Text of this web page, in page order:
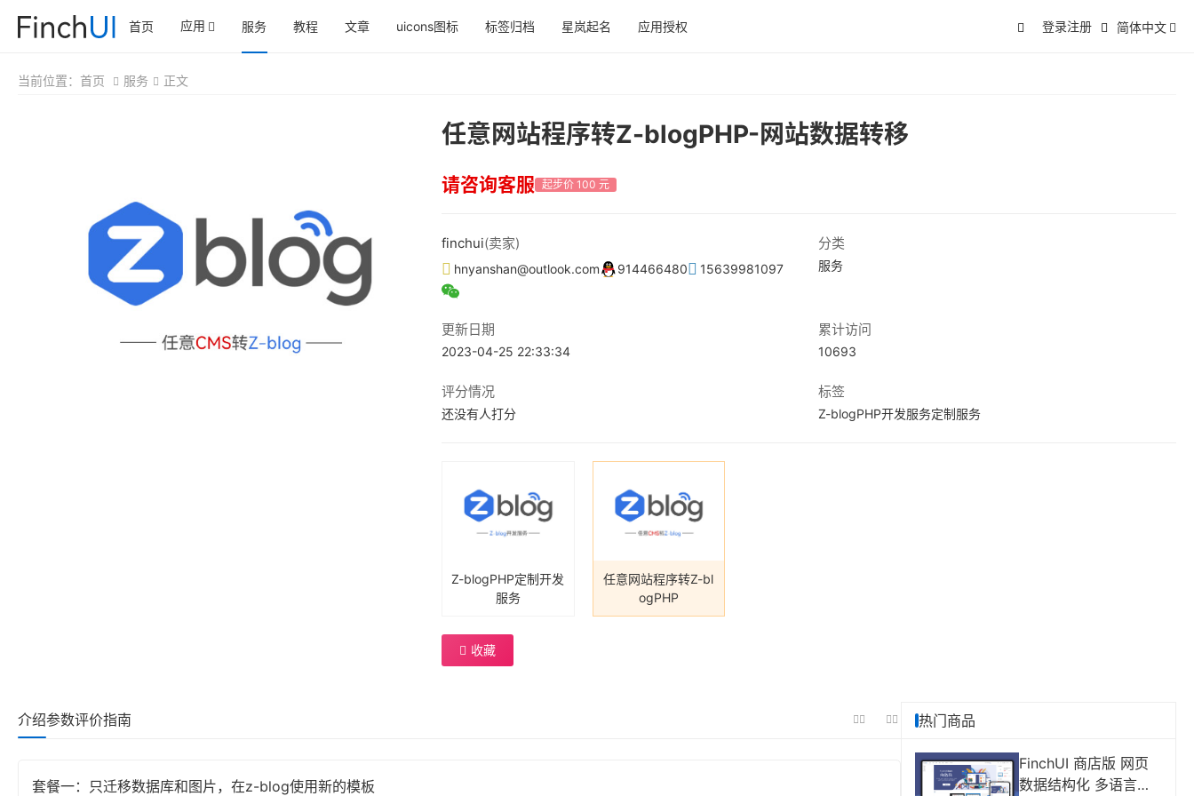
首页 应用 服务 教程 文章 uicons图标 标签归档 星岚起名 应用授权 登录注册 简体中文
当前位置： 首页 服务 正文
任意网站程序转Z-blogPHP-网站数据转移
请咨询客服 起步价 100 元
finchui(卖家)
hnyanshan@outlook.com 914466480 15639981097
分类
服务
更新日期
2023-04-25 22:33:34
累计访问
10693
评分情况
还没有人打分
标签
Z-blogPHP开发服务定制服务
Z-blogPHP定制开发
服务
任意网站程序转Z-bl
ogPHP
收藏
介绍参数评价指南
套餐一：只迁移数据库和图片，在z-blog使用新的模板
热门商品
FinchUI 商店版 网页
数据结构化 多语言切